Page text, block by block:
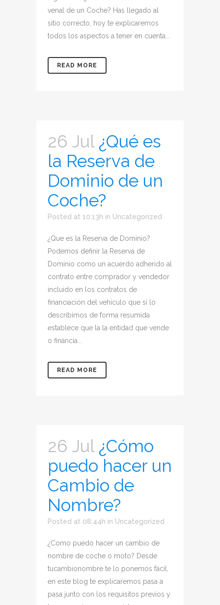
venal de un Coche? Has llegado al
sitio correcto, hoy te explicaremos
todos los aspectos a tener en cuenta...
READ MORE
26 Jul ¿Qué es
la Reserva de
Dominio de un
Coche?
Posted at 10:13h in Uncategorized
¿Que es la Reserva de Dominio?
Podemos definir la Reserva de
Dominio como un acuerdo adherido al
contrato entre comprador y vendedor
incluido en los contratos de
financiación del vehículo que si lo
describimos de forma resumida
establece que la la entidad que vende
o financia...
READ MORE
26 Jul ¿Cómo
puedo hacer un
Cambio de
Nombre?
Posted at 08:44h in Uncategorized
¿Como puedo hacer un cambio de
nombre de coche o moto? Desde
tucambionombre te lo ponemos fácil,
en este blog te explicaremos pasa a
pasa junto con los requisitos previos y